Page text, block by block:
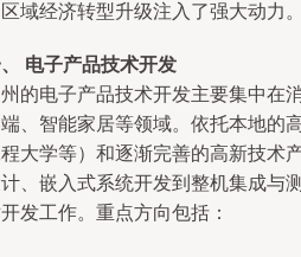
域经济转型升级注入了强大动力。
电子产品技术开发
的电子产品技术开发主要集中在
、智能家居等领域。依托本地的
大学等）和逐渐完善的高新技术
、嵌入式系统开发到整机集成与
发工作。重点方向包括：